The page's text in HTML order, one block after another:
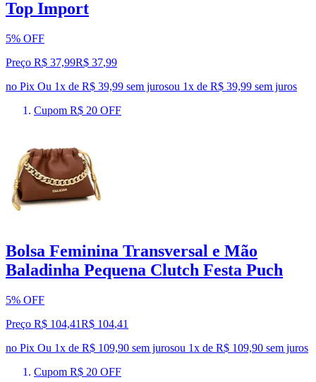
Top Import
5% OFF
Preço R$ 37,99R$ 37,99
no Pix Ou 1x de R$ 39,99 sem jurosou 1x de R$ 39,99 sem juros
Cupom R$ 20 OFF
Bolsa Feminina Transversal e Mão
Baladinha Pequena Clutch Festa Puch
5% OFF
Preço R$ 104,41R$ 104,41
no Pix Ou 1x de R$ 109,90 sem jurosou 1x de R$ 109,90 sem juros
Cupom R$ 20 OFF